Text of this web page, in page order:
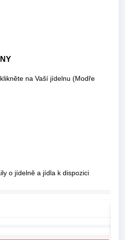
na Vaší jídelnu (Modře
o jídelně a jídla k dispozici